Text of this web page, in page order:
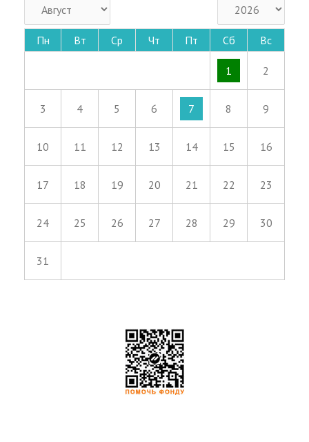
Пн Вт Ср Чт Пт Сб Вс
1 2
3 4 5 6 7 8 9
10 11 12 13 14 15 16
17 18 19 20 21 22 23
24 25 26 27 28 29 30
31